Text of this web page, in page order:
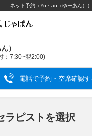
ネット予約（Yu・an（ゆーあん））
）
：7:30~翌2:00)
電話で予約・空席確認す
ラピストを選択
閉じる